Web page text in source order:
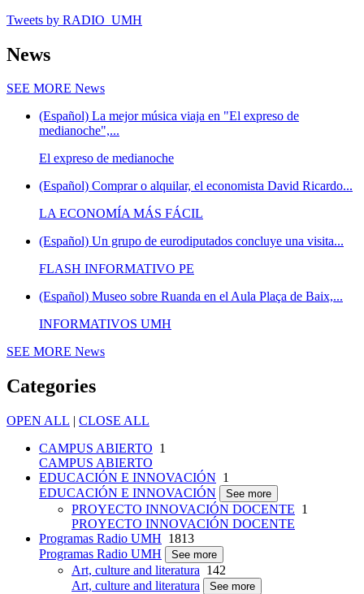
Tweets by RADIO_UMH
News
SEE MORE News
(Español) La mejor música viaja en "El expreso de
medianoche",...
El expreso de medianoche
(Español) Comprar o alquilar, el economista David Ricardo...
LA ECONOMÍA MÁS FÁCIL
(Español) Un grupo de eurodiputados concluye una visita...
FLASH INFORMATIVO PE
(Español) Museo sobre Ruanda en el Aula Plaça de Baix,...
INFORMATIVOS UMH
SEE MORE News
Categories
OPEN ALL | CLOSE ALL
CAMPUS ABIERTO 1
CAMPUS ABIERTO
EDUCACIÓN E INNOVACIÓN 1
EDUCACIÓN E INNOVACIÓN
See more
PROYECTO INNOVACIÓN DOCENTE 1
PROYECTO INNOVACIÓN DOCENTE
Programas Radio UMH 1813
Programas Radio UMH
See more
Art, culture and literatura 142
Art, culture and literatura
See more